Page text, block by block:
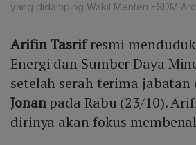
yang didamping Wakil Menteri ESDM
Arifin Tasrifresmi
Energi dan Sumber Daya
setelah serah terima jabatan
Jonanpada Rabu (23/10).
dirinya akan fokus